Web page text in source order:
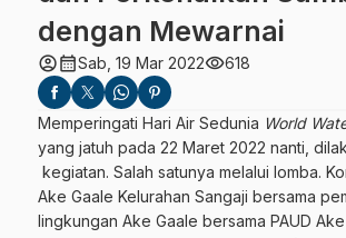
dengan Mewarnai
account_circlecalendar_monthSab, 19 Mar 2022visibility618
Memperingati Hari Air Sedunia World
yang jatuh pada 22 Maret 2022 nanti,
kegiatan. Salah satunya melalui lomba.
Ake Gaale Kelurahan Sangaji bersama
lingkungan Ake Gaale bersama PAUD